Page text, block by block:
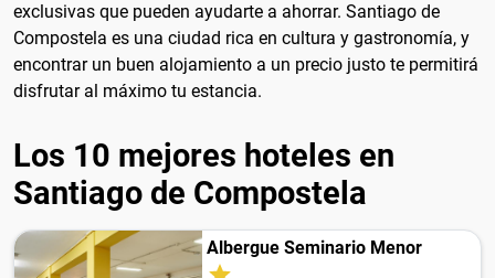
exclusivas que pueden ayudarte a ahorrar. Santiago de
Compostela es una ciudad rica en cultura y gastronomía, y
encontrar un buen alojamiento a un precio justo te permitirá
disfrutar al máximo tu estancia.
Los 10 mejores hoteles en
Santiago de Compostela
Albergue Seminario Menor